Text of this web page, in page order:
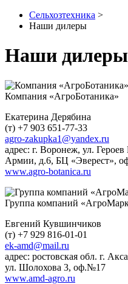
Сельхозтехника >
Наши дилеры
Наши дилеры
Компания «АгроБотаника»
Екатерина Дерябина
(т) +7 903 651-77-33
agro-zakupka1@yandex.ru
адрес: г. Воронеж, ул.
Армии, д.6, БЦ «Эверест»,
www.agro-botanica.ru
Группа компаний
Евгений Кувшинчиков
(т) +7 929 816-01-01
ek-amd@mail.ru
адрес: ростовская обл. г.
ул. Шолохова 3, оф.№17
www.amd-agro.ru